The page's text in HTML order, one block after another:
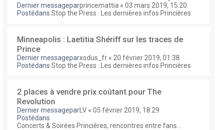
Dernier messageparprincemattia « 03 mars 2019, 15:20
Postédans Stop the Press : Les dernières infos Princières
Minneapolis : Laetitia Shériff sur les traces de
Prince
Dernier messageparxodus_fr « 20 février 2019, 01:38
Postédans Stop the Press : Les dernières infos Princières
2 places à vendre prix coûtant pour The
Revolution
Dernier messagepar LV « 05 février 2019, 18:29
Postédans
Concerts & Soirées Princières, rencontres entre fans...